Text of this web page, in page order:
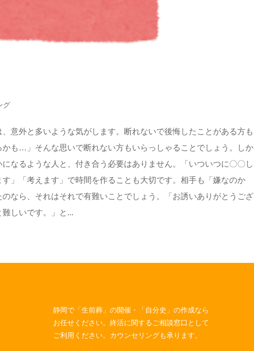
グ
、意外と多いような気がします。断れないで後悔したことがある方も
も…」そんな思いで断れない方もいらっしゃることでしょう。しか
なるような人と、付き合う必要はありません。「いついつに〇〇し
」「考えます」で時間を作ることも大切です。相手も「嫌なのか
なら、それはそれで有難いことでしょう。「お誘いありがとうござ
しいです。」と...
静岡で「生前葬」の開催・「自分史」の作成なら
お任せください。終活に関するご相談窓口として
ご利用ください。カウンセリングも承ります。